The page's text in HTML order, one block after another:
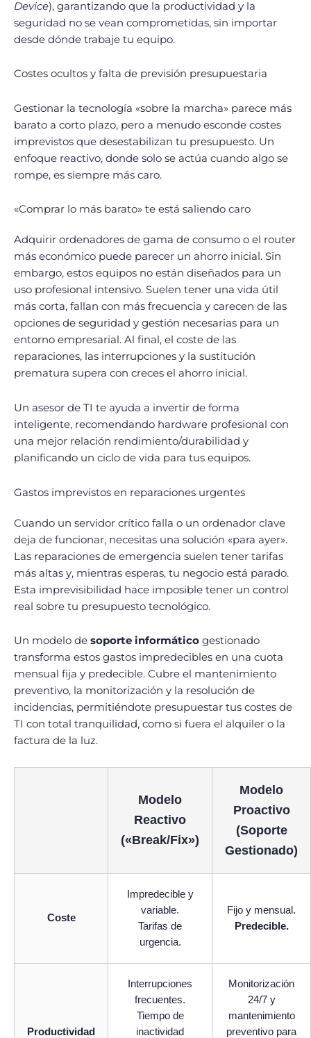
Device), garantizando que la productividad y la
seguridad no se vean comprometidas, sin importar
desde dónde trabaje tu equipo.
Costes ocultos y falta de previsión presupuestaria
Gestionar la tecnología «sobre la marcha» parece más
barato a corto plazo, pero a menudo esconde costes
imprevistos que desestabilizan tu presupuesto. Un
enfoque reactivo, donde solo se actúa cuando algo se
rompe, es siempre más caro.
«Comprar lo más barato» te está saliendo caro
Adquirir ordenadores de gama de consumo o el router
más económico puede parecer un ahorro inicial. Sin
embargo, estos equipos no están diseñados para un
uso profesional intensivo. Suelen tener una vida útil
más corta, fallan con más frecuencia y carecen de las
opciones de seguridad y gestión necesarias para un
entorno empresarial. Al final, el coste de las
reparaciones, las interrupciones y la sustitución
prematura supera con creces el ahorro inicial.
Un asesor de TI te ayuda a invertir de forma
inteligente, recomendando hardware profesional con
una mejor relación rendimiento/durabilidad y
planificando un ciclo de vida para tus equipos.
Gastos imprevistos en reparaciones urgentes
Cuando un servidor crítico falla o un ordenador clave
deja de funcionar, necesitas una solución «para ayer».
Las reparaciones de emergencia suelen tener tarifas
más altas y, mientras esperas, tu negocio está parado.
Esta imprevisibilidad hace imposible tener un control
real sobre tu presupuesto tecnológico.
Un modelo de soporte informático gestionado
transforma estos gastos impredecibles en una cuota
mensual fija y predecible. Cubre el mantenimiento
preventivo, la monitorización y la resolución de
incidencias, permitiéndote presupuestar tus costes de
TI con total tranquilidad, como si fuera el alquiler o la
factura de la luz.
Modelo
Reactivo
(«Break/Fix»)
Modelo
Proactivo
(Soporte
Gestionado)
Coste
Impredecible y
variable.
Tarifas de
urgencia.
Fijo y mensual.
Predecible.
Productividad
Interrupciones
frecuentes.
Tiempo de
inactividad
Monitorización
24/7 y
mantenimiento
preventivo para